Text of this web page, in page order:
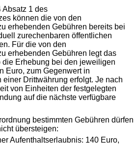
Absatz 1 des
können die von den
erhebenden Gebühren bereits bei
zurechenbaren öffentlichen
Für die von den
erhebenden Gebühren legt das
die Erhebung bei den jeweiligen
Euro, zum Gegenwert in
einer Drittwährung erfolgt. Je nach
von Einheiten der festgelegten
auf die nächste verfügbare
bestimmten Gebühren dürfen
übersteigen:
Aufenthaltserlaubnis: 140 Euro,